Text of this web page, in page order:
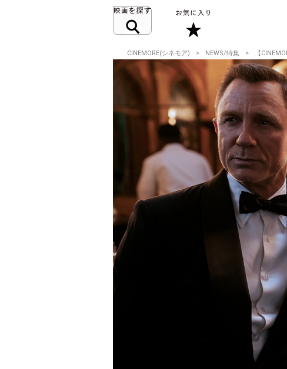
CINEMORE(シネモア) NEWS/特集 【